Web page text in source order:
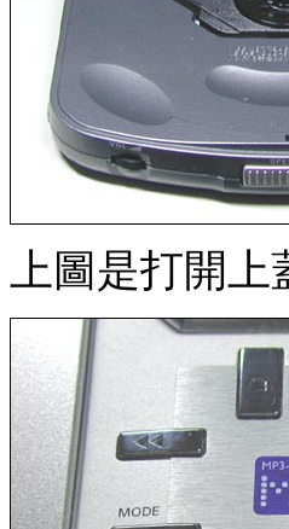
上圖是打開